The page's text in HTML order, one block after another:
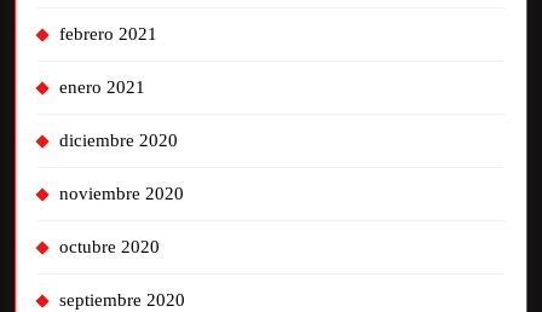
febrero 2021
enero 2021
diciembre 2020
noviembre 2020
octubre 2020
septiembre 2020